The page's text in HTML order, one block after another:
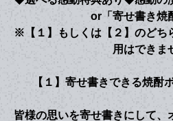
or「寄せ書き焼
※【１】もしくは【２】のどち
用はできま
【１】寄せ書きできる焼酎
皆様の思いを寄せ書きにして、